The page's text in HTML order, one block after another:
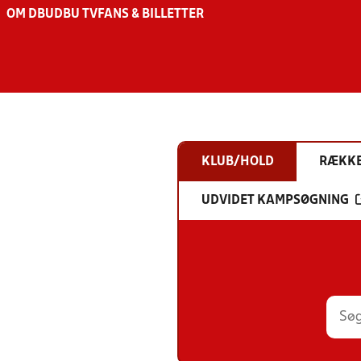
OM DBU DBU TV FANS & BILLETTER
KLUB/HOLD
UDVIDET KAMPSØGNING